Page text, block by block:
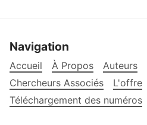
Navigation
Accueil À Propos Auteurs
Chercheurs Associés
L'offre
Téléchargement des numéros